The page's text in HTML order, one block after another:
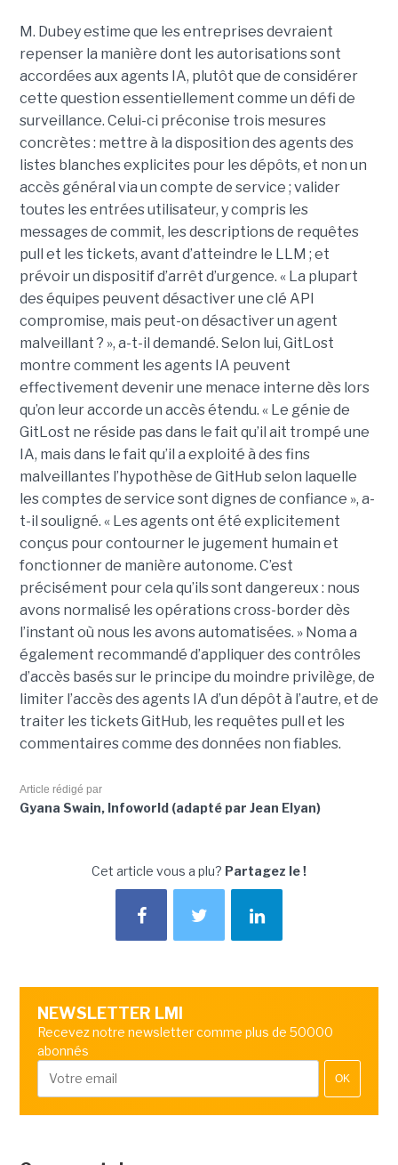
M. Dubey estime que les entreprises devraient
repenser la manière dont les autorisations sont
accordées aux agents IA, plutôt que de considérer
cette question essentiellement comme un défi de
surveillance. Celui-ci préconise trois mesures
concrètes : mettre à la disposition des agents des
listes blanches explicites pour les dépôts, et non un
accès général via un compte de service ; valider
toutes les entrées utilisateur, y compris les
messages de commit, les descriptions de requêtes
pull et les tickets, avant d’atteindre le LLM ; et
prévoir un dispositif d’arrêt d’urgence. « La plupart
des équipes peuvent désactiver une clé API
compromise, mais peut-on désactiver un agent
malveillant ? », a-t-il demandé. Selon lui, GitLost
montre comment les agents IA peuvent
effectivement devenir une menace interne dès lors
qu’on leur accorde un accès étendu. « Le génie de
GitLost ne réside pas dans le fait qu’il ait trompé une
IA, mais dans le fait qu’il a exploité à des fins
malveillantes l’hypothèse de GitHub selon laquelle
les comptes de service sont dignes de confiance », a-
t-il souligné. « Les agents ont été explicitement
conçus pour contourner le jugement humain et
fonctionner de manière autonome. C’est
précisément pour cela qu’ils sont dangereux : nous
avons normalisé les opérations cross-border dès
l’instant où nous les avons automatisées. » Noma a
également recommandé d’appliquer des contrôles
d’accès basés sur le principe du moindre privilège, de
limiter l’accès des agents IA d’un dépôt à l’autre, et de
traiter les tickets GitHub, les requêtes pull et les
commentaires comme des données non fiables.
Article rédigé par
Gyana Swain, Infoworld (adapté par Jean Elyan)
Cet article vous a plu? Partagez le !
NEWSLETTER LMI
Recevez notre newsletter comme plus de 50000
abonnés
OK